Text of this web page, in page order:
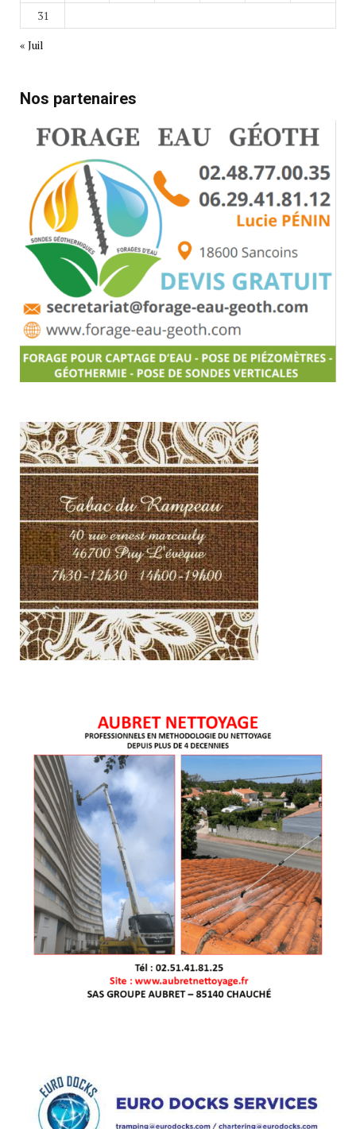
31
« Juil
Nos partenaires